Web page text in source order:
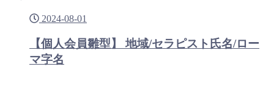
2024-08-01
【個人会員雛型】 地域/セラピスト氏名/ロー
マ字名